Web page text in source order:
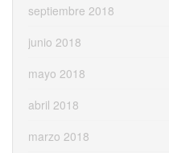
septiembre 2018
junio 2018
mayo 2018
abril 2018
marzo 2018